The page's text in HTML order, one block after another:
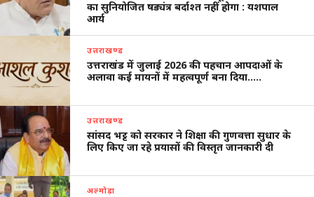
का सुनियोजित षड्यंत्र बर्दाश्त नहीं होगा : यशपाल
आर्य
उत्तराखण्ड
उत्तराखंड में जुलाई 2026 की पहचान आपदाओं के
अलावा कई मायनों में महत्वपूर्ण बना दिया…..
उत्तराखण्ड
सांसद भट्ट को सरकार ने शिक्षा की गुणवत्ता सुधार के
लिए किए जा रहे प्रयासों की विस्तृत जानकारी दी
अल्मोड़ा